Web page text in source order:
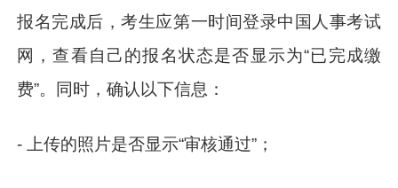
报名完成后，考生应第一时间登录中国人事考试
网，查看自己的报名状态是否显示为“已完成缴
费”。同时，确认以下信息：
- 上传的照片是否显示“审核通过”；